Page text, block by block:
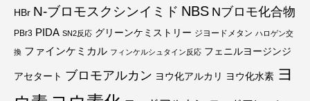
HBr N-ブロモスクシンイミド NBS Nブロモ化合物
PBr3 PIDA SN2反応 グリーンケミストリー ジヨードメタン ハロゲン交
換 ファインケミカル フィンケルシュタイン反応 フェニルヨージンジ
アセタート ブロモアルカン ヨウ化アルカリ ヨウ化水素 ヨ